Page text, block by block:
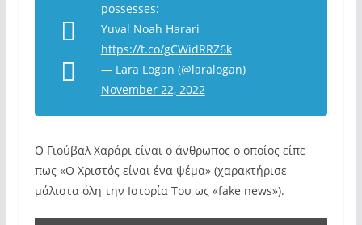
possesses:
Yuval Noah Harari
https://t.co/gCWidRRZ6k
— Lara Logan (@laralogan)
November 22, 2022
Ο Γιούβαλ Χαράρι είναι ο άνθρωπος ο οποίος είπε
πως «Ο Χριστός είναι ένα ψέμα» (χαρακτήρισε
μάλιστα όλη την Ιστορία Του ως «fake news»).